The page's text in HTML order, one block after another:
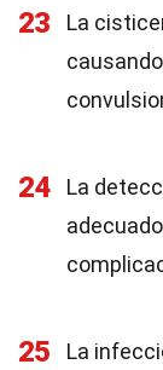
23
La
24
La
25
La